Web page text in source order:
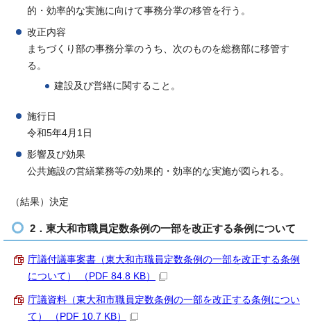
的・効率的な実施に向けて事務分掌の移管を行う。
改正内容
まちづくり部の事務分掌のうち、次のものを総務部に移管す
る。
建設及び営繕に関すること。
施行日
令和5年4月1日
影響及び効果
公共施設の営繕業務等の効果的・効率的な実施が図られる。
（結果）決定
2．東大和市職員定数条例の一部を改正する条例について
庁議付議事案書（東大和市職員定数条例の一部を改正する条例
について） （PDF 84.8 KB）
庁議資料（東大和市職員定数条例の一部を改正する条例につい
て） （PDF 10.7 KB）